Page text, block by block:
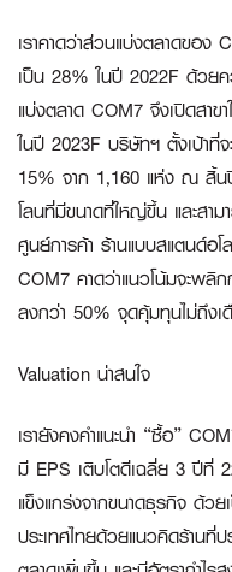
เราคาดว่าส่วนแบ่งตลาดของ
เป็น 28% ในปี 2022F ด้วยค
แบ่งตลาด COM7 จึงเปิดสาข
ในปี 2023F บริษัทฯ ตั้งเป้าที่
15% จาก 1,160 แห่ง ณ สิ้น
โลนที่มีขนาดที่ใหญ่ขึ้น และสาม
ศูนย์การค้า ร้านแบบสแตนด์อโ
COM7 คาดว่าแนวโน้มจะพลิ
ลงกว่า 50% จุดคุ้มทุนไม่ถึงเ
Valuation น่าสนใจ
เรายังคงคำแนะนำ “ซื้อ”
มี EPS เติบโตดีเฉลี่ย 3 ปีที่
แข็งแกร่งจากขนาดธุรกิจ ด้ว
ประเทศไทยด้วยแนวคิดร้านที่